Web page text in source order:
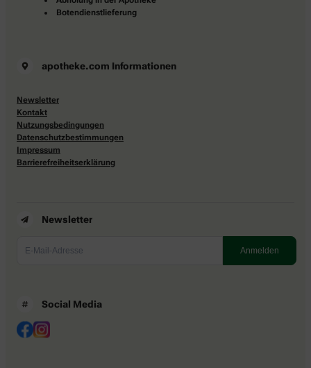
Botendienstlieferung
apotheke.com Informationen
Newsletter
Kontakt
Nutzungsbedingungen
Datenschutzbestimmungen
Impressum
Barrierefreiheitserklärung
Newsletter
Social Media